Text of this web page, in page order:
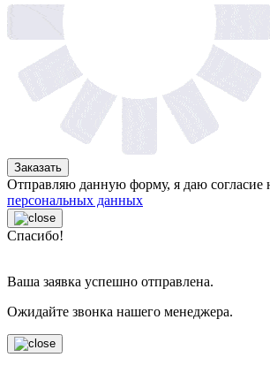
Заказать
Отправляю данную форму, я даю согласие
персональных данных
Спасибо!
Ваша заявка успешно отправлена.
Ожидайте звонка нашего менеджера.